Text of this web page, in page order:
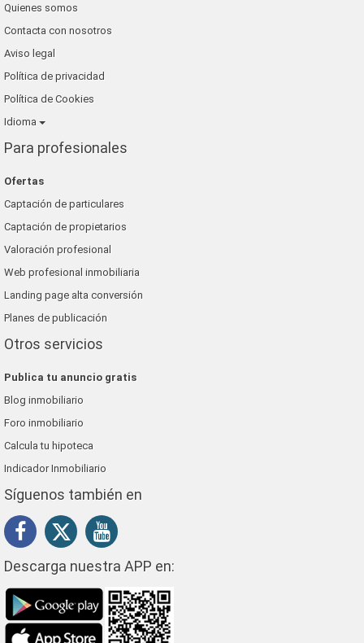
Quienes somos
Contacta con nosotros
Aviso legal
Política de privacidad
Política de Cookies
Idioma
Para profesionales
Ofertas
Captación de particulares
Captación de propietarios
Valoración profesional
Web profesional inmobiliaria
Landing page alta conversión
Planes de publicación
Otros servicios
Publica tu anuncio gratis
Blog inmobiliario
Foro inmobiliario
Calcula tu hipoteca
Indicador Inmobiliario
Síguenos también en
Descarga nuestra APP en: